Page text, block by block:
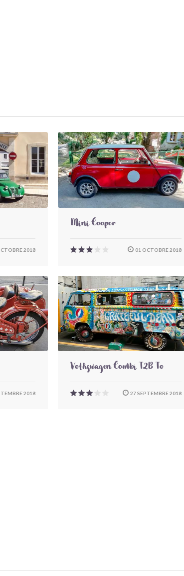
2018
Mini Cooper
01 OCTOBRE 2018
2018
Volkswagen Combi T2B To
27 SEPTEMBRE 2018